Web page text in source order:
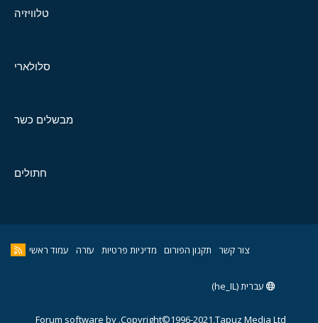
טלוויזיה
סלולארי
מבשלים כשר
חתולים
צור קשר תקנון הפורום מדיניות פרטיות עזרה עמוד ראשי
עברית (he_IL)
Copyright©1996-2021,Tapuz Media Ltd.
Forum software by